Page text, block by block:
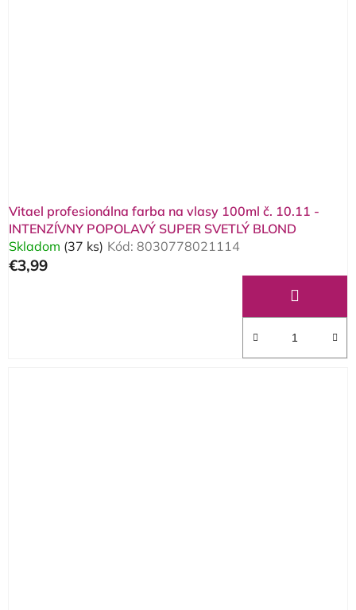
Vitael profesionálna farba na vlasy 100ml č. 10.11 -
INTENZÍVNY POPOLAVÝ SUPER SVETLÝ BLOND
Skladom (37 ks) Kód: 8030778021114
€3,99